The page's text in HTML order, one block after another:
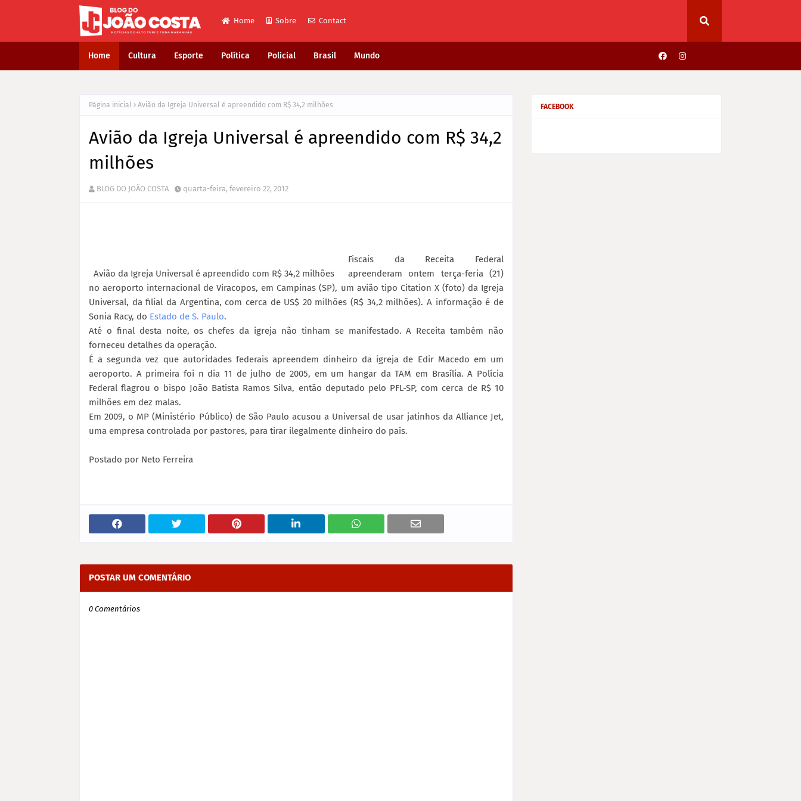
Home Sobre Contact
Home Cultura Esporte Política Policial Brasil Mundo
Página inicial Avião da Igreja Universal é apreendido com R$ 34,2 milhões
Avião da Igreja Universal é apreendido com R$ 34,2
milhões
BLOG DO JOÃO COSTA quarta-feira, fevereiro 22, 2012
Avião da Igreja Universal é apreendido com R$ 34,2 milhões
Fiscais da Receita Federal
apreenderam ontem terça-feria (21)
no aeroporto internacional de Viracopos, em Campinas (SP), um avião tipo Citation X (foto) da Igreja
Universal, da filial da Argentina, com cerca de US$ 20 milhões (R$ 34,2 milhões). A informação é de
Sonia Racy, do Estado de S. Paulo.
Até o final desta noite, os chefes da igreja não tinham se manifestado. A Receita também não
forneceu detalhes da operação.
É a segunda vez que autoridades federais apreendem dinheiro da igreja de Edir Macedo em um
aeroporto. A primeira foi n dia 11 de julho de 2005, em um hangar da TAM em Brasília. A Polícia
Federal flagrou o bispo João Batista Ramos Silva, então deputado pelo PFL-SP, com cerca de R$ 10
milhões em dez malas.
Em 2009, o MP (Ministério Público) de São Paulo acusou a Universal de usar jatinhos da Alliance Jet,
uma empresa controlada por pastores, para tirar ilegalmente dinheiro do país.
Postado por Neto Ferreira
POSTAR UM COMENTÁRIO
0 Comentários
FACEBOOK